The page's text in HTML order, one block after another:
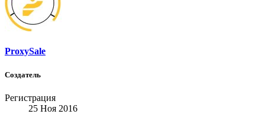
ProxySale
Создатель
Регистрация
25 Ноя 2016